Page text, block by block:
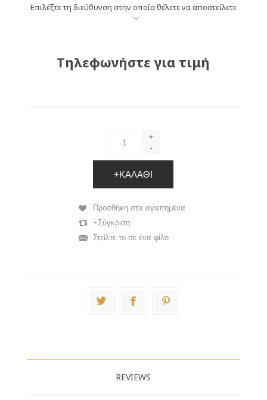
Επιλέξτε τη διεύθυνση στην οποία θέλετε να αποστείλετε
Τηλεφωνήστε για τιμή
+
-
+ΚΑΛΆΘΙ
Προσθήκη στα αγαπημένα
+Σύγκριση
Στείλτε το σε ένα φίλο
REVIEWS